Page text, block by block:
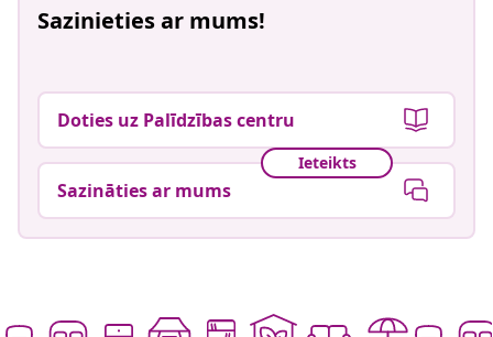
Sazinieties ar mums!
Doties uz Palīdzības centru
Ieteikts
Sazināties ar mums